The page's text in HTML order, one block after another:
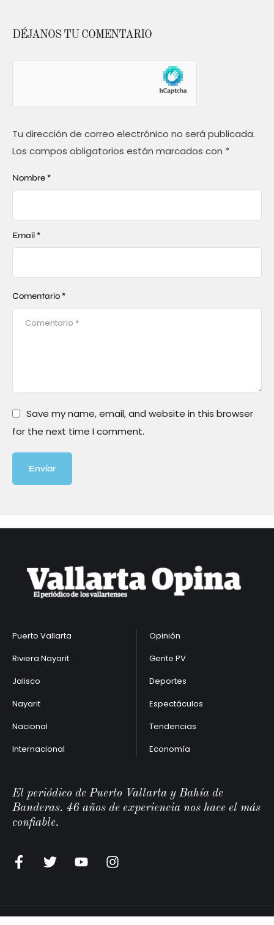
DÉJANOS TU COMENTARIO
Tu dirección de correo electrónico no será publicada.
Los campos obligatorios están marcados con *
Comentario *
Nombre *
Email *
Save my name, email, and website in this browser
for the next time I comment.
Envíar
Puerto Vallarta
Riviera Nayarit
Jalisco
Nayarit
Nacional
Internacional
Opinión
Gente PV
Deportes
Espectáculos
Tendencias
Economía
El periódico de Puerto Vallarta y Bahía de
Banderas. 46 años de experiencia nos hace el más
confiable.